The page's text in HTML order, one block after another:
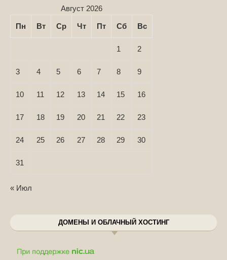
Август 2026
Пн Вт Ср Чт Пт Сб Вс
1 2
3 4 5 6 7 8 9
10 11 12 13 14 15 16
17 18 19 20 21 22 23
24 25 26 27 28 29 30
31
« Июл
ДОМЕНЫ И ОБЛАЧНЫЙ ХОСТИНГ